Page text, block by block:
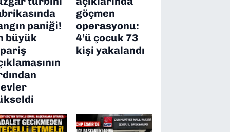
paniği!
büyük
göçmen
operasyonu:
4’ü çocuk 73
kişi yakalandı